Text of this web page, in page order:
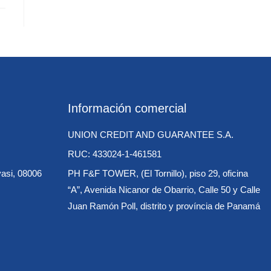
08006
Información comercial
UNION CREDIT AND GUARANTEE S.A.
RUC: 433024-1-461581
PH F&F TOWER, (El Tornillo), piso 29, oficina
“A”, Avenida Nicanor de Obarrio, Calle 50 y Calle
Juan Ramón Poll, distrito y província de Panamá